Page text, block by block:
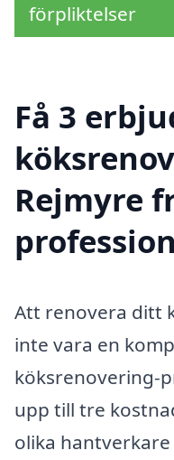
förpliktelser
Få 3
Rejmyre
Att renovera ditt
inte vara en
köksrenovering-
upp till tre
olika